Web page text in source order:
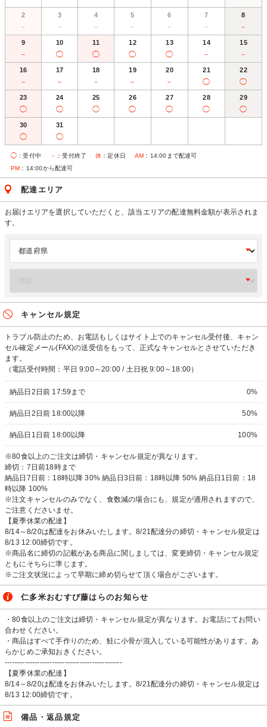
2
－
3
－
4
－
5
－
6
－
7
－
8
－
9
－
10
◯
11
◯
12
◯
13
◯
14
－
15
－
16
－
17
－
18
－
19
－
20
－
21
◯
22
◯
23
◯
24
◯
25
◯
26
◯
27
◯
28
◯
29
◯
30
◯
31
◯
◯ ：受付中 － ：受付終了 休 ：定休日 AM ：14:00まで配達可
PM ：14:00から配達可
配達エリア
お届けエリアを選択していただくと、該当エリアの配達無料金額が表示されま
す。
キャンセル規定
トラブル防止のため、お電話もしくはサイト上でのキャンセル受付後、キャン
セル確定メール(FAX)の送受信をもって、正式なキャンセルとさせていただき
ます。
（電話受付時間：平日 9:00～20:00 / 土日祝 9:00～18:00）
納品日2日前 17:59まで 0%
納品日2日前 18:00以降 50%
納品日1日前 18:00以降 100%
※80食以上のご注文は締切・キャンセル規定が異なります。
締切：7日前18時まで
納品日7日前：18時以降 30% 納品日3日前：18時以降 50% 納品日1日前：18
時以降 100%
※注文キャンセルのみでなく、食数減の場合にも、規定が適用されますので、
ご注意くださいませ。
【夏季休業の配達】
8/14～8/20は配達をお休みいたします。8/21配達分の締切・キャンセル規定は
8/13 12:00締切です。
※商品名に締切の記載がある商品に関しましては、変更締切・キャンセル規定
ともにそちらに準じます。
※ご注文状況によって早期に締め切らせて頂く場合がございます。
仁多米おむすび藤はらのお知らせ
・80食以上のご注文は締切・キャンセル規定が異なります。お電話にてお問い
合わせください。
・商品はすべて手作りのため、鮭に小骨が混入している可能性があります。あ
らかじめご承知おきください。
-----------------------------------------------
【夏季休業の配達】
8/14～8/20は配達をお休みいたします。8/21配達分の締切・キャンセル規定は
8/13 12:00締切です。
備品・返品規定